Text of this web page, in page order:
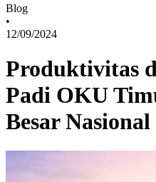
Blog
•
12/09/2024
Produktivitas
Padi OKU
Besar Nasional